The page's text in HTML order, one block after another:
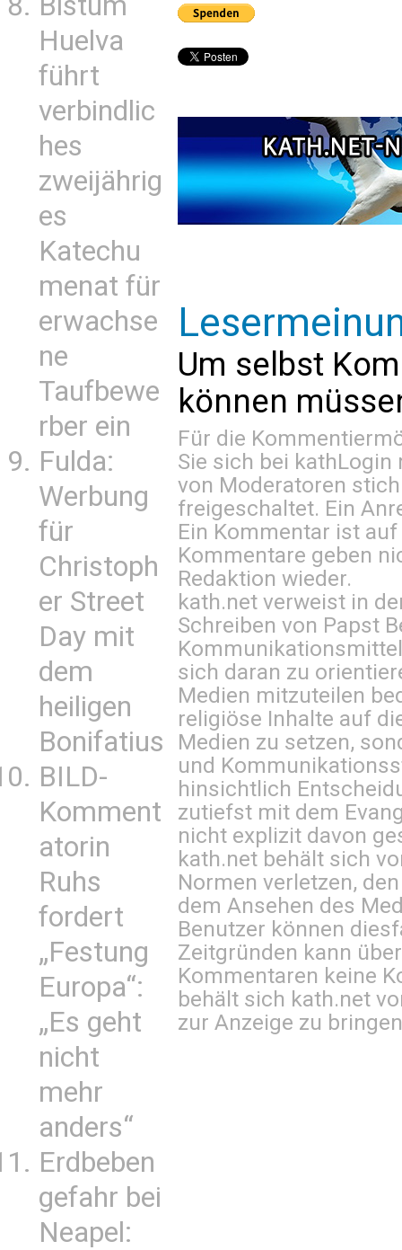
Huelva
führt
verbindlic
hes
zweijährig
es
Katechu
menat für
erwachse
ne
Taufbewe
rber ein
Fulda:
Werbung
für
Christoph
er Street
Day mit
dem
heiligen
Bonifatius
BILD-
Komment
atorin
Ruhs
fordert
„Festung
Europa“:
„Es geht
nicht
mehr
anders“
Erdbeben
gefahr bei
Neapel:
Um selbst
können
Für die
Sie sich bei kathLogin
von Moderatoren
freigeschaltet. Ein
Ein Kommentar ist
Kommentare geben
Redaktion wieder.
kath.net verweist in
Schreiben von Papst
sich daran zu
Medien mitzuteilen
religiöse Inhalte auf
Medien zu setzen,
und
hinsichtlich
zutiefst mit dem
nicht explizit davon
kath.net behält sich
Normen verletzen,
dem Ansehen des
Benutzer können
Zeitgründen kann
Kommentaren keine
behält sich kath.net
zur Anzeige zu